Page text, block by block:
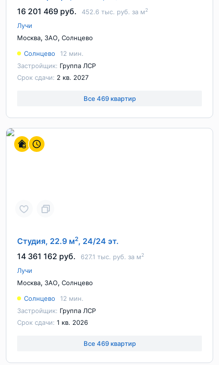
16 201 469 руб.
452.6 тыс. руб. за м2
Лучи
Москва, ЗАО, Солнцево
Солнцево
12 мин.
Застройщик: Группа ЛСР
Срок сдачи: 2 кв. 2027
Все 469 квартир
Студия, 22.9 м2, 24/24 эт.
14 361 162 руб.
627.1 тыс. руб. за м2
Лучи
Москва, ЗАО, Солнцево
Солнцево
12 мин.
Застройщик: Группа ЛСР
Срок сдачи: 1 кв. 2026
Все 469 квартир